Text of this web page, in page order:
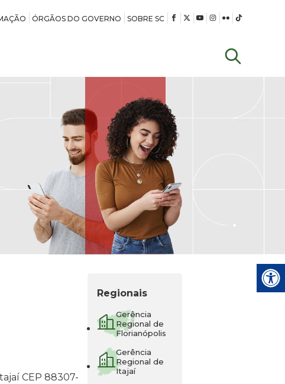
ÓRGÃOS DO GOVERNO SOBRE SC
CEP 88307-
Gerência
Regional de
Florianópolis
Gerência
Regional de
Itajaí